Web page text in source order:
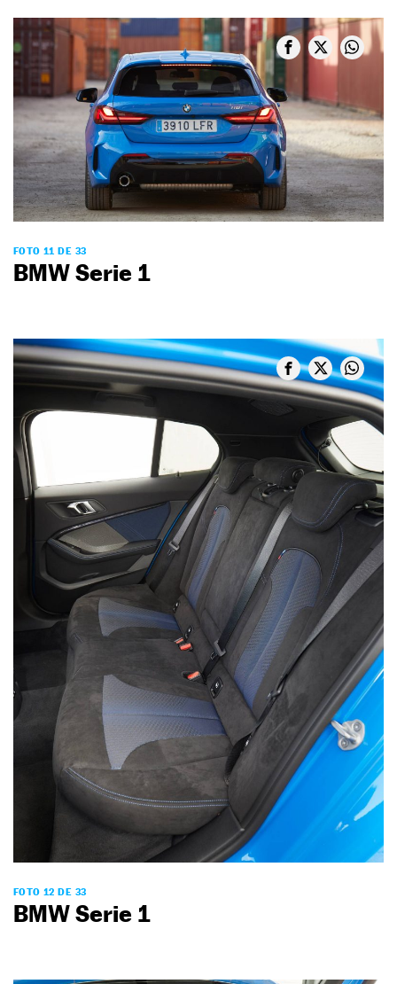
FOTO 11 DE 33
BMW Serie 1
FOTO 12 DE 33
BMW Serie 1